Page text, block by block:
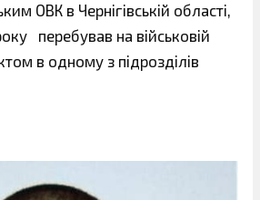
ОВК в Чернігівській області,
перебував на військовій
в одному з підрозділів